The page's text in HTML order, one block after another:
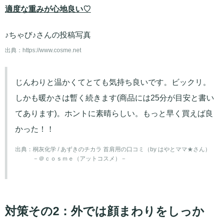
適度な重みが心地良い♡
♪ちゃび♪さんの投稿写真
出典： https://www.cosme.net
じんわりと温かくてとても気持ち良いです。ビックリ。
しかも暖かさは暫く続きます(商品には25分が目安と書い
てあります)。ホントに素晴らしい。もっと早く買えば良
かった！！
出典： 桐灰化学 / あずきのチカラ 首肩用の口コミ（by はやとママ★さん）
－＠ｃｏｓｍｅ（アットコスメ）－
対策その2：外では顔まわりをしっか